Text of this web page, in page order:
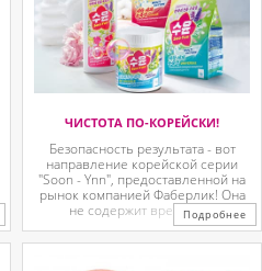
ЧИСТОТА ПО-КОРЕЙСКИ!
Безопасность результата - вот
направление корейской серии
"Soon - Ynn", предоставленной на
рынок компанией Фаберлик! Она
не содержит вредных и
синтетических соединений, не
оказывает негативное
Подробнее